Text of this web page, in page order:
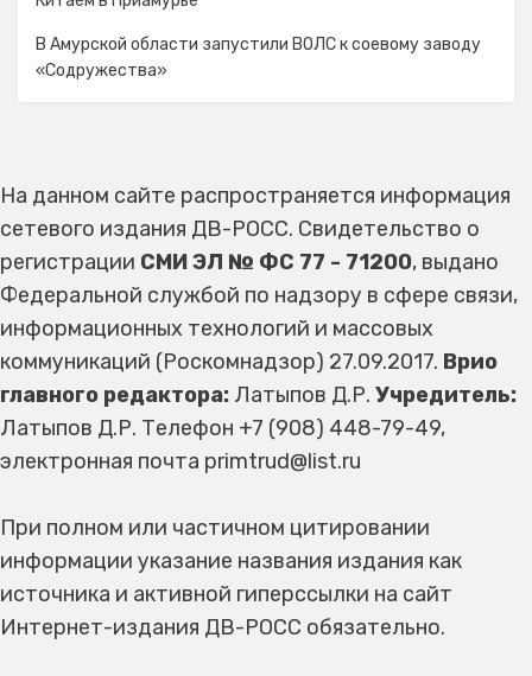
В Амурской области запустили ВОЛС к соевому заводу
«Содружества»
На данном сайте распространяется информация
сетевого издания ДВ-РОСС. Свидетельство о
регистрации СМИ ЭЛ № ФС 77 - 71200, выдано
Федеральной службой по надзору в сфере связи,
информационных технологий и массовых
коммуникаций (Роскомнадзор) 27.09.2017. Врио
главного редактора: Латыпов Д.Р. Учредитель:
Латыпов Д.Р. Телефон +7 (908) 448-79-49,
электронная почта primtrud@list.ru
При полном или частичном цитировании
информации указание названия издания как
источника и активной гиперссылки на сайт
Интернет-издания ДВ-РОСС обязательно.